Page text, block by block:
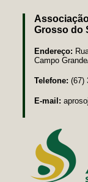
Grosso do
Endereço:
Campo
Telefone: (67)
E-mail: